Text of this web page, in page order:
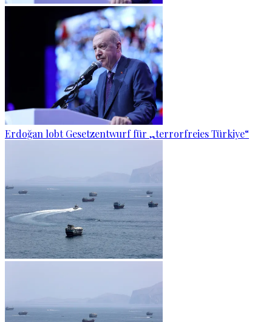
Erdoğan lobt Gesetzentwurf für „terrorfreies Türkiye“